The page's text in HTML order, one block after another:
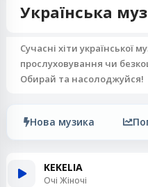
Українська
Сучасні хіти української
прослуховування чи
Обирай та насолоджуйся!
Нова музика
KEKELIA
Очі Жіночі